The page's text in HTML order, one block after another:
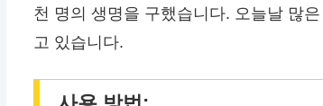
천 명의 생명을 구했습니다. 오늘날 많
고 있습니다.